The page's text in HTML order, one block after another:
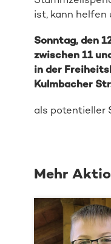
ist, kann helfen
Sonntag, den
zwischen 11
in der
Kulmbacher
als potentieller
Mehr